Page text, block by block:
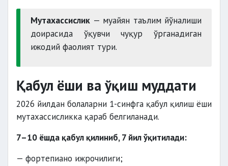
Мутахассислик — муайян таълим йўналиши
доирасида ўқувчи чуқур ўрганадиган
ижодий фаолият тури.
Қабул ёши ва ўқиш муддати
2026 йилдан болаларни 1-синфга қабул қилиш ёши
мутахассисликка қараб белгиланади.
7–10 ёшда қабул қилиниб, 7 йил ўқитилади:
— фортепиано ижрочилиги;